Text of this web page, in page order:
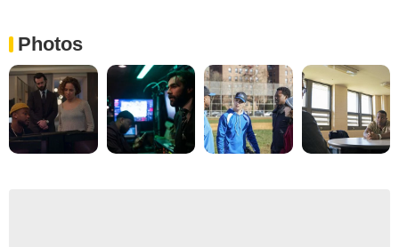
Photos